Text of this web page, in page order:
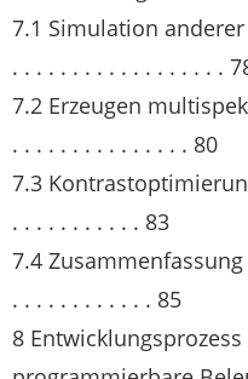
7.1 Simulation
. . . . . . . . . . . . . . . . . .
7.2 Erzeugen
. . . . . . . . . . . . . . . 80
7.3
. . . . . . . . . . . 83
7.4 Zusammenfassung
. . . . . . . . . . . . 85
8